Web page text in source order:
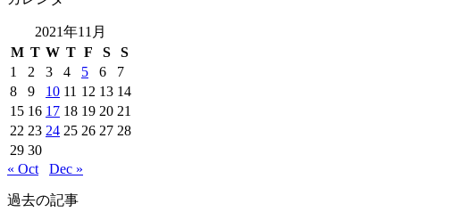
2021年11月
M T W T F S
S
1
2 3 4 5 6
7
8
9 10 11 12 13 14
15 16 17 18 19 20 21
22 23 24 25 26 27 28
29 30
« Oct
Dec »
過去の記事